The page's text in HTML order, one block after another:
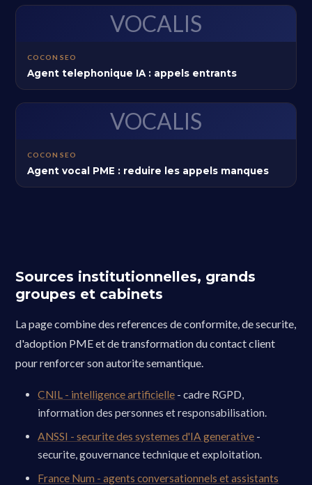
VOCALIS
COCON SEO
Agent telephonique IA : appels entrants
VOCALIS
COCON SEO
Agent vocal PME : reduire les appels manques
Sources institutionnelles, grands
groupes et cabinets
La page combine des references de conformite, de securite,
d'adoption PME et de transformation du contact client
pour renforcer son autorite semantique.
CNIL - intelligence artificielle - cadre RGPD,
information des personnes et responsabilisation.
ANSSI - securite des systemes d'IA generative -
securite, gouvernance technique et exploitation.
France Num - agents conversationnels et assistants